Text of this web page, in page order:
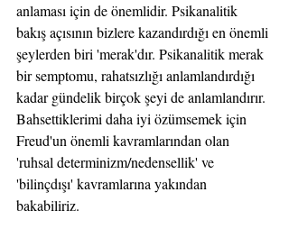
anlaması için de önemlidir. Psikanalitik
bakış açısının bizlere kazandırdığı en önemli
şeylerden biri 'merak'dır. Psikanalitik merak
bir semptomu, rahatsızlığı anlamlandırdığı
kadar gündelik birçok şeyi de anlamlandırır.
Bahsettiklerimi daha iyi özümsemek için
Freud'un önemli kavramlarından olan
'ruhsal determinizm/nedensellik' ve
'bilinçdışı' kavramlarına yakından
bakabiliriz.